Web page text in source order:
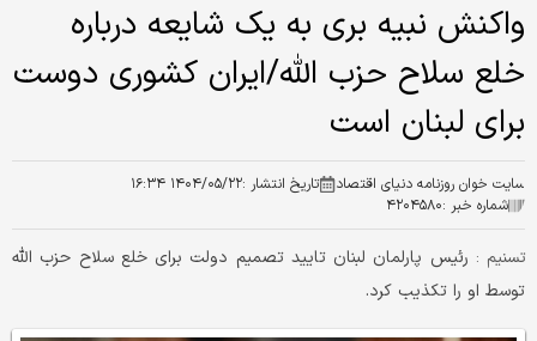
واکنش نبیه بری به یک شایعه درباره
خلع سلاح حزب الله/ایران کشوری دوست
برای لبنان است
سایت خوان روزنامه دنیای اقتصاد تاریخ انتشار :۱۴۰۴/۰۵/۲۲ ۱۶:۳۴
شماره خبر :۴۲۰۴۵۸۰
تسنیم : رئیس پارلمان لبنان تایید تصمیم دولت برای خلع سلاح حزب الله
توسط او را تکذیب کرد.